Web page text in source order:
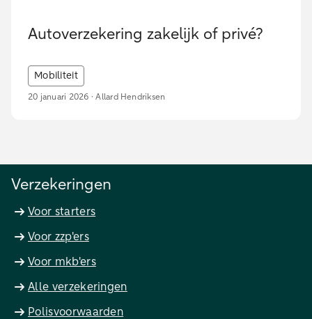
Autoverzekering zakelijk of privé?
Mobiliteit
20 januari 2026 · Allard Hendriksen
Verzekeringen
Voor starters
Voor zzp'ers
Voor mkb'ers
Alle verzekeringen
Polisvoorwaarden